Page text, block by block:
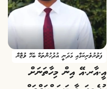
ފަތުރުވެރިކަމާއި މަދަނީ އުދުހުންތަކާ ބެހޭ ވުޒާރާ
އީ.އާރ.އޭ އިން މިހާތަނަށް